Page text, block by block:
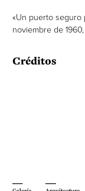
«Un puerto seguro
noviembre de 1960,
Créditos